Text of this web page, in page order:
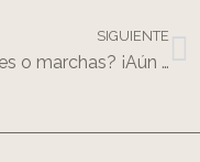
SIGUIENTE
¿Corres o marchas? ¡Aún están abiertas las inscripciones para AVAPACE I+D Tavernes Blanques!